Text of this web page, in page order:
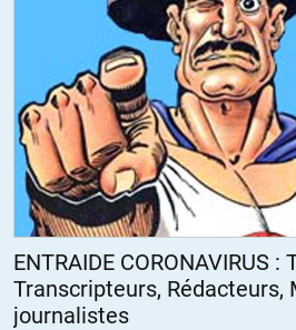
ENTRAIDE CORONAVIRUS :
Transcripteurs, Rédacteurs,
journalistes